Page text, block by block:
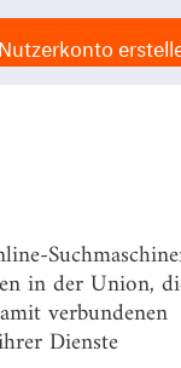
Nutzerkonto
Gesetze
Feedback &
Datenschutzerklärung
mehr.
in der Union,
verbundenen
Dienste